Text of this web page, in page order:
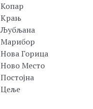
Копар
Крањ
Љубљана
Марибор
Нова Горица
Ново Место
Постојна
Цеље